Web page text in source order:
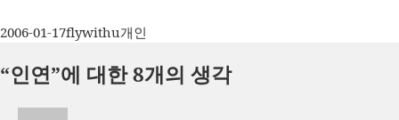
작
일
2006-01-17글
이
flywithu카
고
개인
“인연”에 대한 8개의 생각